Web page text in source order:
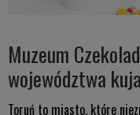
Muzeum
województwa
Toruń to miasto, które